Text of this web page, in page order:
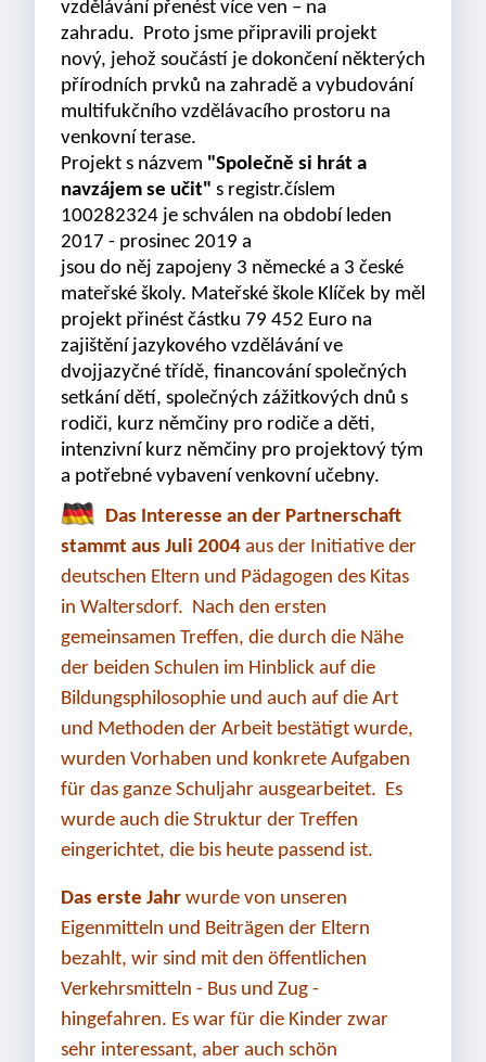
vzdělávání přenést více ven – na
zahradu. Proto jsme připravili projekt
nový, jehož součástí je dokončení některých
přírodních prvků na zahradě a vybudování
multifukčního vzdělávacího prostoru na
venkovní terase.
Projekt s názvem "Společně si hrát a
navzájem se učit" s registr.číslem
100282324 je schválen na období leden
2017 - prosinec 2019 a
jsou do něj zapojeny 3 německé a 3 české
mateřské školy. Mateřské škole Klíček by měl
projekt přinést částku 79 452 Euro na
zajištění jazykového vzdělávání ve
dvojjazyčné třídě, financování společných
setkání dětí, společných zážitkových dnů s
rodiči, kurz němčiny pro rodiče a děti,
intenzivní kurz němčiny pro projektový tým
a potřebné vybavení venkovní učebny.
Das Interesse an der Partnerschaft
stammt aus Juli 2004 aus der Initiative der
deutschen Eltern und Pädagogen des Kitas
in Waltersdorf. Nach den ersten
gemeinsamen Treffen, die durch die Nähe
der beiden Schulen im Hinblick auf die
Bildungsphilosophie und auch auf die Art
und Methoden der Arbeit bestätigt wurde,
wurden Vorhaben und konkrete Aufgaben
für das ganze Schuljahr ausgearbeitet. Es
wurde auch die Struktur der Treffen
eingerichtet, die bis heute passend ist.
Das erste Jahr wurde von unseren
Eigenmitteln und Beiträgen der Eltern
bezahlt, wir sind mit den öffentlichen
Verkehrsmitteln - Bus und Zug -
hingefahren. Es war für die Kinder zwar
sehr interessant, aber auch schön